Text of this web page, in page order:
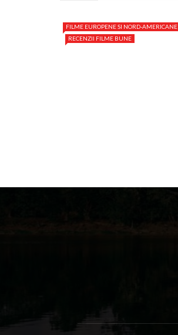
FILME EUROPENE SI NORD-AMERICANE
RECENZII FILME BUNE